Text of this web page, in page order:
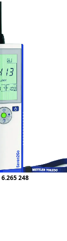
6.265 248